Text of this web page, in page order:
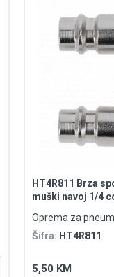
HT4R811 Brza
muški navoj 1/4
Oprema za
Šifra: HT4R811
5,50 KM